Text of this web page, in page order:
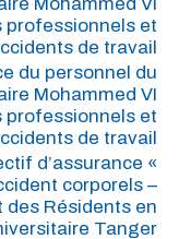
professionnels et
de travail.
du personnel du
Mohammed VI
professionnels et
de travail.
d’assurance «
corporels –
Résidents en
Tanger